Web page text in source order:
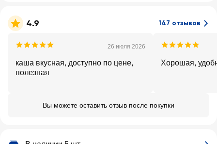
4.9 147 отзывов
26 июля 2026
каша вкусная, доступно по цене,
полезная
Хорошая,
Вы можете оставить отзыв после покупки